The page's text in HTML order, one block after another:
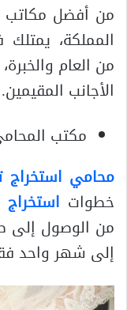
من أفضل مكاتب
المملكة،
من العام
الأجانب المقيمين.
مكتب
محامي استخراج
خطوات
من الوصول
إلى شهر واحد